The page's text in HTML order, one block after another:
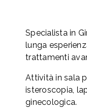
Specialista in
lunga
trattamenti
Attività in sala
isteroscopia,
ginecologica.